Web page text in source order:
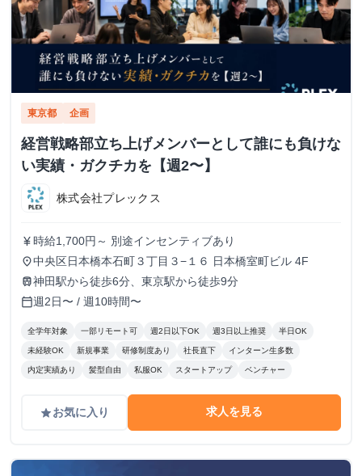
東京都 企画
経営戦略部立ち上げメンバーとして誰にも負けな
い実績・ガクチカを【週2〜】
株式会社プレックス
currency_yen 時給1,700円～ 別途インセンティブあり
place中央区日本橋本石町３丁目３−１６ 日本橋室町ビル 4F
train神田駅から徒歩6分、東京駅から徒歩9分
calendar_today週2日〜 / 週10時間〜
全学年対象 一部リモート可 週2日以下OK 週3日以上推奨 半日OK
未経験OK 新規事業 研修制度あり 社長直下 インターン生多数
内定実績あり 髪型自由 私服OK スタートアップ ベンチャー
gradeお気に入り 求人を見る